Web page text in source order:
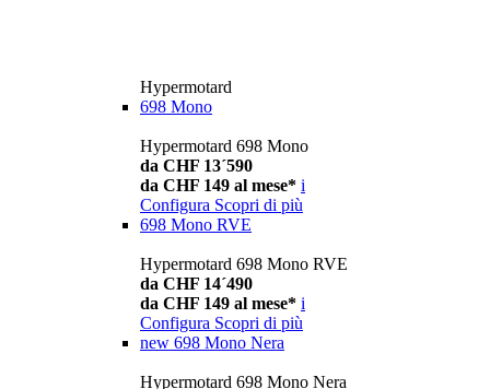
Hypermotard
698 Mono
Hypermotard 698 Mono
da CHF 13´590
da CHF 149 al mese* i
Configura Scopri di più
698 Mono RVE
Hypermotard 698 Mono RVE
da CHF 14´490
da CHF 149 al mese* i
Configura Scopri di più
new 698 Mono Nera
Hypermotard 698 Mono Nera